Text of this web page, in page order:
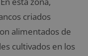
criados
alimentados de
cultivados en los